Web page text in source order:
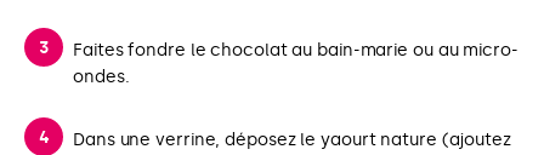
Faites fondre le chocolat au bain-marie ou au micro-
ondes.
Dans une verrine, déposez le yaourt nature (ajoutez